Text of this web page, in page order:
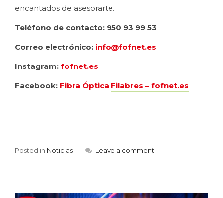
encantados de asesorarte.
Teléfono de contacto: 950 93 99 53
Correo electrónico: info@fofnet.es
Instagram: fofnet.es
Facebook: Fibra Óptica Filabres – fofnet.es
Posted in Noticias Leave a comment